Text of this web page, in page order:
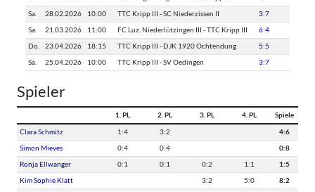
Sa. 28.02.2026 10:00 TTC Kripp III - SC Niederzissen II 3:7
Sa. 21.03.2026 11:00 FC Luz. Niederlützingen III - TTC Kripp III 6:4
Do. 23.04.2026 18:15 TTC Kripp III - DJK 1920 Ochtendung 5:5
Sa. 25.04.2026 10:00 TTC Kripp III - SV Oedingen 3:7
Spieler
1. PL 2. PL 3. PL 4. PL Spiele
Clara Schmitz 1:4 3:2 4:6
Simon Mieves 0:4 0:4 0:8
Ronja Ellwanger 0:1 0:1 0:2 1:1 1:5
Kim Sophie Klatt 3:2 5:0 8:2